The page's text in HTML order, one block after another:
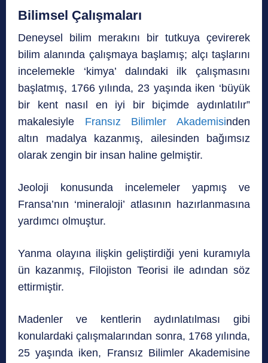
Bilimsel Çalışmaları
Deneysel bilim merakını bir tutkuya çevirerek
bilim alanında çalışmaya başlamış; alçı taşlarını
incelemekle ‘kimya’ dalındaki ilk çalışmasını
başlatmış, 1766 yılında, 23 yaşında iken ‘büyük
bir kent nasıl en iyi bir biçimde aydınlatılır”
makalesiyle Fransız Bilimler Akademisinden
altın madalya kazanmış, ailesinden bağımsız
olarak zengin bir insan haline gelmiştir.
Jeoloji konusunda incelemeler yapmış ve
Fransa’nın ‘mineraloji’ atlasının hazırlanmasına
yardımcı olmuştur.
Yanma olayına ilişkin geliştirdiği yeni kuramıyla
ün kazanmış, Filojiston Teorisi ile adından söz
ettirmiştir.
Madenler ve kentlerin aydınlatılması gibi
konulardaki çalışmalarından sonra, 1768 yılında,
25 yaşında iken, Fransız Bilimler Akademisine